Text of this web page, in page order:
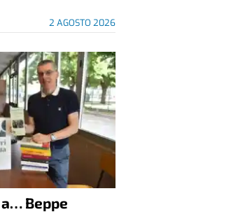
2 AGOSTO 2026
Beppe